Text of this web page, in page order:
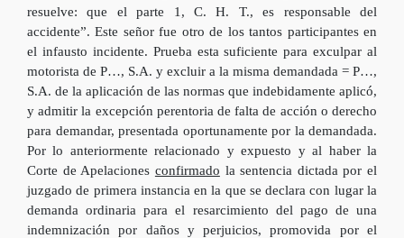
resuelve: que el parte 1, C. H. T., es responsable del
accidente”. Este señor fue otro de los tantos participantes en
el infausto incidente. Prueba esta suficiente para exculpar al
motorista de P…, S.A. y excluir a la misma demandada = P…,
S.A. de la aplicación de las normas que indebidamente aplicó,
y admitir la excepción perentoria de falta de acción o derecho
para demandar, presentada oportunamente por la demandada.
Por lo anteriormente relacionado y expuesto y al haber la
Corte de Apelaciones confirmado la sentencia dictada por el
juzgado de primera instancia en la que se declara con lugar la
demanda ordinaria para el resarcimiento del pago de una
indemnización por daños y perjuicios, promovida por el